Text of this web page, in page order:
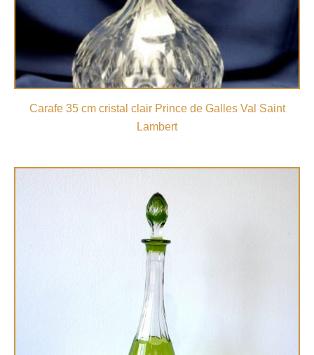
Carafe 35 cm cristal clair Prince de Galles Val Saint
Lambert